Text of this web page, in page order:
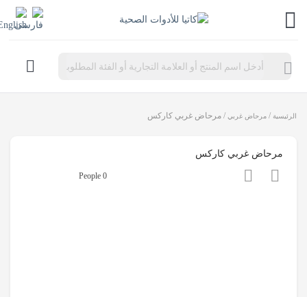
search
الرئيسية/مرحاض غربي / مرحاض غربي كاركس
مرحاض غربي كاركس
0 People